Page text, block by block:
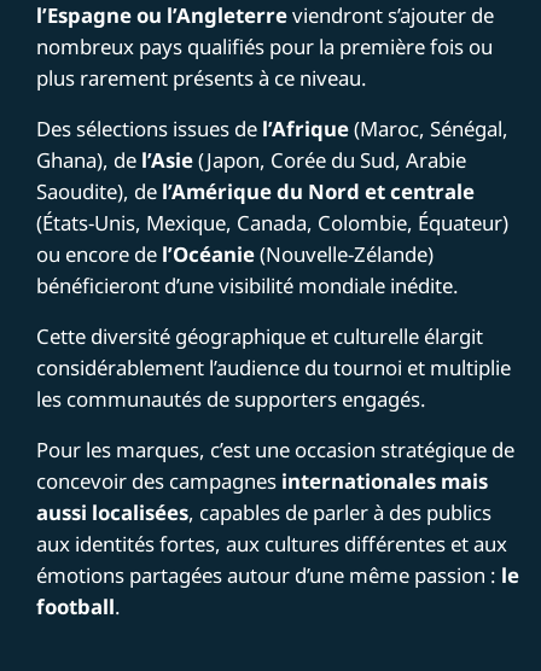
l’Espagne ou l’Angleterreviendront s’ajouter de
nombreux pays qualifiés pour la première fois ou
plus rarement présents à ce niveau.
Des sélections issues de l’Afrique(Maroc, Sénégal,
Ghana), de l’Asie(Japon, Corée du Sud, Arabie
Saoudite), de l’Amérique du Nord et centrale
(États-Unis, Mexique, Canada, Colombie, Équateur)
ou encore de l’Océanie(Nouvelle-Zélande)
bénéficieront d’une visibilité mondiale inédite.
Cette diversité géographique et culturelle élargit
considérablement l’audience du tournoi et multiplie
les communautés de supporters engagés.
Pour les marques, c’est une occasion stratégique de
concevoir des campagnes internationales mais
aussi localisées, capables de parler à des publics
aux identités fortes, aux cultures différentes et aux
émotions partagées autour d’une même passion : le
football.